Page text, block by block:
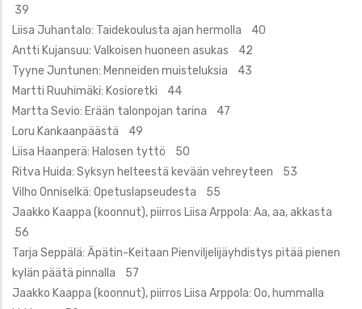
39
Liisa Juhantalo: Taidekoulusta ajan hermolla 40
Antti Kujansuu: Valkoisen huoneen asukas 42
Tyyne Juntunen: Menneiden muisteluksia 43
Martti Ruuhimäki: Kosioretki 44
Martta Sevio: Erään talonpojan tarina 47
Loru Kankaanpäästä 49
Liisa Haanperä: Halosen tyttö 50
Ritva Huida: Syksyn helteestä kevään vehreyteen 53
Vilho Onniselkä: Opetuslapseudesta 55
Jaakko Kaappa (koonnut), piirros Liisa Arppola: Aa, aa, akkasta
56
Tarja Seppälä: Äpätin-Keitaan Pienviljelijäyhdistys pitää pienen
kylän päätä pinnalla 57
Jaakko Kaappa (koonnut), piirros Liisa Arppola: Oo, hummalla